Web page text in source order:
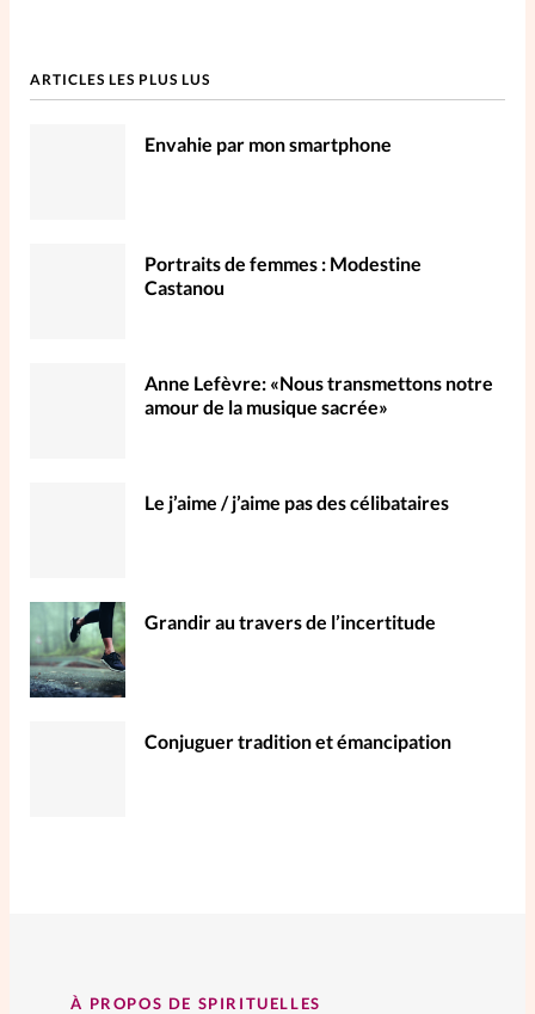
ARTICLES LES PLUS LUS
Envahie par mon smartphone
Portraits de femmes : Modestine
Castanou
Anne Lefèvre: «Nous transmettons notre
amour de la musique sacrée»
Le j’aime / j’aime pas des célibataires
Grandir au travers de l’incertitude
Conjuguer tradition et émancipation
À PROPOS DE SPIRITUELLES